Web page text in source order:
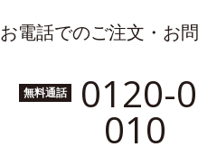
お電話でのご注文・お
無料通話 0120-
010